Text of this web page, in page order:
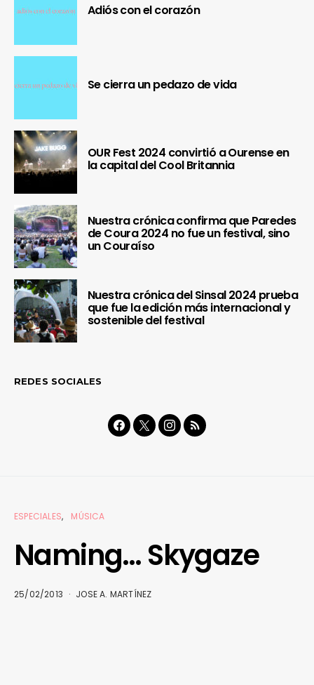
Adiós con el corazón
Se cierra un pedazo de vida
OUR Fest 2024 convirtió a Ourense en
la capital del Cool Britannia
Nuestra crónica confirma que Paredes
de Coura 2024 no fue un festival, sino
un Couraíso
Nuestra crónica del Sinsal 2024 prueba
que fue la edición más internacional y
sostenible del festival
REDES SOCIALES
ESPECIALES MÚSICA
Naming… Skygaze
25/02/2013 JOSE A. MARTÍNEZ